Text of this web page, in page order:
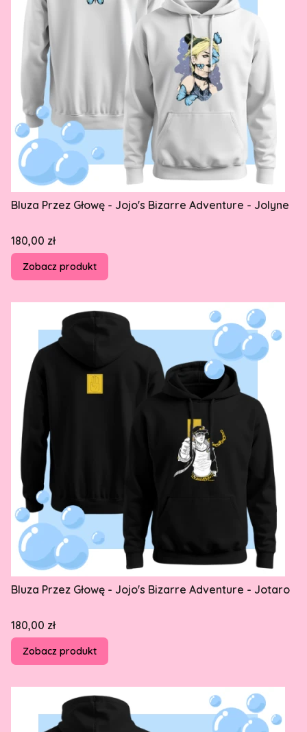
Bluza Przez Głowę - Jojo's Bizarre Adventure - Jolyne
Cena
180,00 zł
Zobacz produkt
Bluza Przez Głowę - Jojo's Bizarre Adventure - Jotaro
Cena
180,00 zł
Zobacz produkt